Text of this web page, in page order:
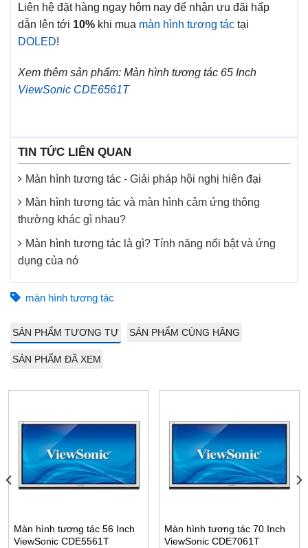
Liên hệ đặt hàng ngay hôm nay để nhận ưu đãi hấp
dẫn lên tới 10% khi mua màn hình tương tác tại
DOLED!
Xem thêm sản phẩm: Màn hình tương tác 65 Inch
ViewSonic CDE6561T
TIN TỨC LIÊN QUAN
Màn hình tương tác - Giải pháp hội nghị hiện đại
Màn hình tương tác và màn hình cảm ứng thông
thường khác gì nhau?
Màn hình tương tác là gì? Tính năng nổi bật và ứng
dụng của nó
màn hình tương tác
SẢN PHẨM TƯƠNG TỰ SẢN PHẨM CÙNG HÃNG
SẢN PHẨM ĐÃ XEM
Màn hình tương tác 56 Inch
ViewSonic CDE5561T
Màn hình tương tác 70 Inch
ViewSonic CDE7061T